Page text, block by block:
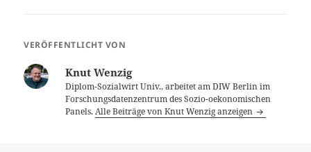
VERÖFFENTLICHT VON
Knut Wenzig
Diplom-Sozialwirt Univ., arbeitet am DIW Berlin im
Forschungsdatenzentrum des Sozio-oekonomischen
Panels.Alle Beiträge von Knut Wenzig anzeigen